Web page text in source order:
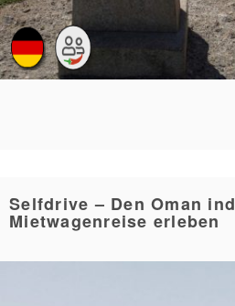
Selfdrive – Den Oman
Mietwagenreise erleben